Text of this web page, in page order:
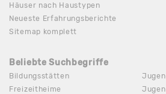
Häuser nach Haustypen
Neueste Erfahrungsberichte
Sitemap komplett
Beliebte Suchbegriffe
Bildungsstätten
Freizeitheime